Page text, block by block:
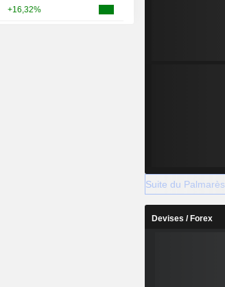
+16,32%
Suite du Palmarès
Devises / Forex